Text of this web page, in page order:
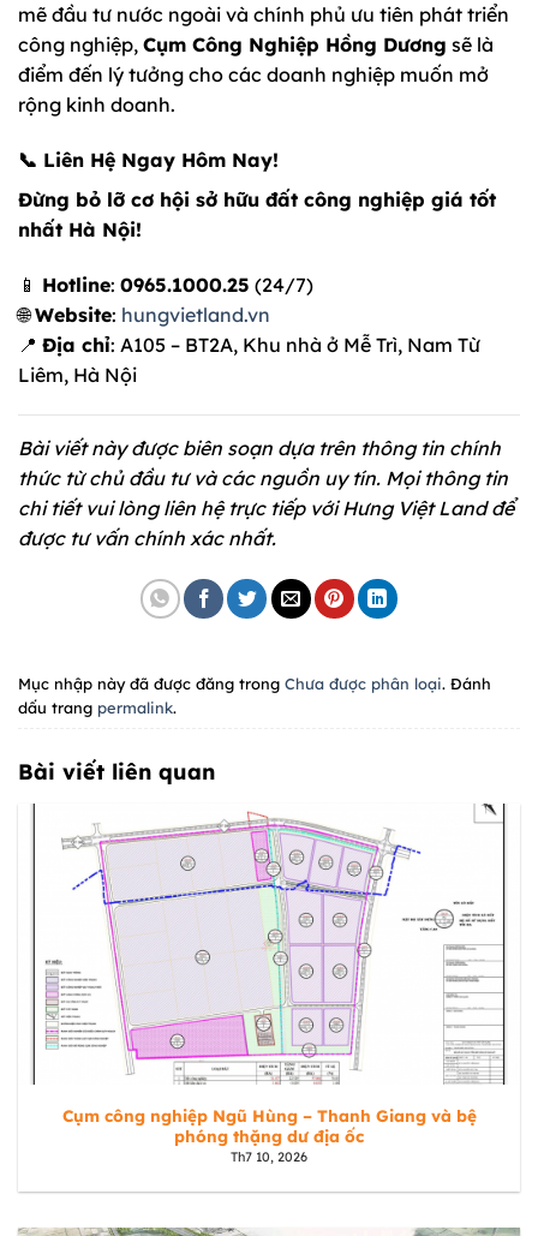
mẽ đầu tư nước ngoài và chính phủ ưu tiên phát triển
công nghiệp, Cụm Công Nghiệp Hồng Dương sẽ là
điểm đến lý tưởng cho các doanh nghiệp muốn mở
rộng kinh doanh.
📞 Liên Hệ Ngay Hôm Nay!
Đừng bỏ lỡ cơ hội sở hữu đất công nghiệp giá tốt
nhất Hà Nội!
📱 Hotline: 0965.1000.25 (24/7)
🌐Website: hungvietland.vn
📍 Địa chỉ: A105 – BT2A, Khu nhà ở Mễ Trì, Nam Từ
Liêm, Hà Nội
Bài viết này được biên soạn dựa trên thông tin chính
thức từ chủ đầu tư và các nguồn uy tín. Mọi thông tin
chi tiết vui lòng liên hệ trực tiếp với Hưng Việt Land để
được tư vấn chính xác nhất.
Mục nhập này đã được đăng trong Chưa được phân loại. Đánh
dấu trang permalink.
Bài viết liên quan
Cụm công nghiệp Ngũ Hùng – Thanh Giang và bệ
phóng thặng dư địa ốc
Th7 10, 2026